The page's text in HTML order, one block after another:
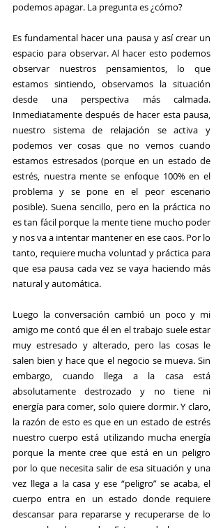
podemos apagar. La pregunta es ¿cómo?
Es fundamental hacer una pausa y así crear un
espacio para observar. Al hacer esto podemos
observar nuestros pensamientos, lo que
estamos sintiendo, observamos la situación
desde una perspectiva más calmada.
Inmediatamente después de hacer esta pausa,
nuestro sistema de relajación se activa y
podemos ver cosas que no vemos cuando
estamos estresados (porque en un estado de
estrés, nuestra mente se enfoque 100% en el
problema y se pone en el peor escenario
posible). Suena sencillo, pero en la práctica no
es tan fácil porque la mente tiene mucho poder
y nos va a intentar mantener en ese caos. Por lo
tanto, requiere mucha voluntad y práctica para
que esa pausa cada vez se vaya haciendo más
natural y automática.
Luego la conversación cambió un poco y mi
amigo me contó que él en el trabajo suele estar
muy estresado y alterado, pero las cosas le
salen bien y hace que el negocio se mueva. Sin
embargo, cuando llega a la casa está
absolutamente destrozado y no tiene ni
energía para comer, solo quiere dormir. Y claro,
la razón de esto es que en un estado de estrés
nuestro cuerpo está utilizando mucha energía
porque la mente cree que está en un peligro
por lo que necesita salir de esa situación y una
vez llega a la casa y ese “peligro” se acaba, el
cuerpo entra en un estado donde requiere
descansar para repararse y recuperarse de lo